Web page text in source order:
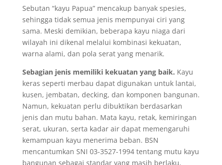
Sebutan “kayu Papua” mencakup banyak spesies,
sehingga tidak semua jenis mempunyai ciri yang
sama. Meski demikian, beberapa kayu niaga dari
wilayah ini dikenal melalui kombinasi kekuatan,
warna alami, dan pola serat yang menarik.
Sebagian jenis memiliki kekuatan yang baik. Kayu
keras seperti merbau dapat digunakan untuk lantai,
kusen, jembatan, decking, dan komponen bangunan.
Namun, kekuatan perlu dibuktikan berdasarkan
jenis dan mutu bahan. Mata kayu, retak, kemiringan
serat, ukuran, serta kadar air dapat memengaruhi
kemampuan kayu menerima beban. BSN
mencantumkan SNI 03-3527-1994 tentang mutu kayu
bangunan sebagai standar yang masih berlaku,